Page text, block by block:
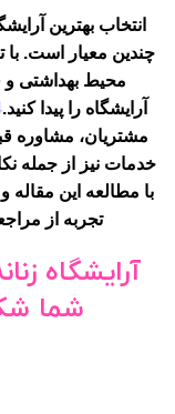
انتخاب بهترین
چندین معیار است.
محیط بهداشتی و
آرایشگاه را پیدا کنید.4
مشتریان، مشاوره
خدمات نیز از جمله
با مطالعه این مقاله
تجربه از
آرایشگاه
شما